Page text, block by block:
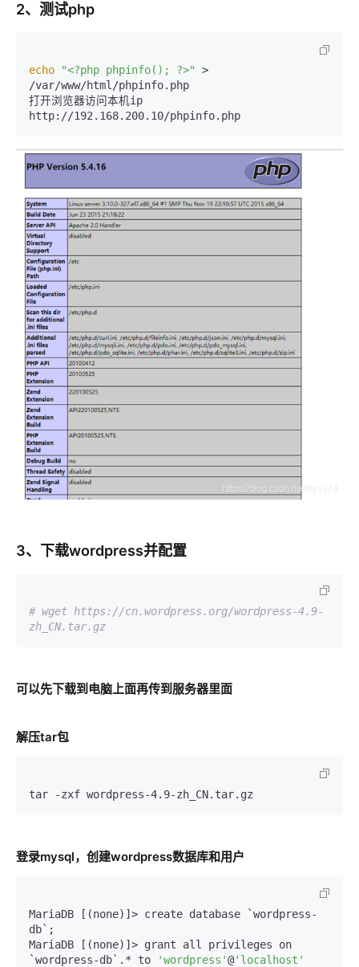
2、测试php
echo "<?php phpinfo(); ?>"
>
/var/www/html/phpinfo.php
打开浏览器访问本机ip
http://192.168.200.10/phpinfo.php
3、下载wordpress并配置
# wget https://cn.wordpress.org/wordpress-4.9-
zh_CN.tar.gz
可以先下载到电脑上面再传到服务器里面
解压tar包
tar -zxf wordpress-4.9-zh_CN.tar.gz
登录mysql，创建wordpress数据库和用户
MariaDB [(none)]> create database `wordpress-
db`;
MariaDB [(none)]> grant all privileges on
`wordpress-db`.* to
'wordpress'@'localhost'